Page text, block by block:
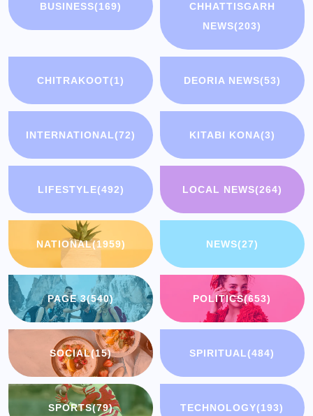
BUSINESS(169)
CHHATTISGARH
NEWS(203)
CHITRAKOOT(1) DEORIA NEWS(53)
INTERNATIONAL(72) KITABI KONA(3)
LIFESTYLE(492) LOCAL NEWS(264)
NATIONAL(1959) NEWS(27)
PAGE 3(540) POLITICS(653)
SOCIAL(15) SPIRITUAL(484)
SPORTS(79) TECHNOLOGY(193)